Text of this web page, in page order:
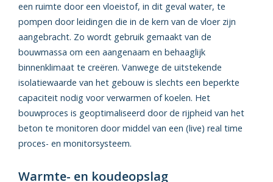
een ruimte door een vloeistof, in dit geval water, te
pompen door leidingen die in de kern van de vloer zijn
aangebracht. Zo wordt gebruik gemaakt van de
bouwmassa om een aangenaam en behaaglijk
binnenklimaat te creëren. Vanwege de uitstekende
isolatiewaarde van het gebouw is slechts een beperkte
capaciteit nodig voor verwarmen of koelen. Het
bouwproces is geoptimaliseerd door de rijpheid van het
beton te monitoren door middel van een (live) real time
proces- en monitorsysteem.
Warmte- en koudeopslag